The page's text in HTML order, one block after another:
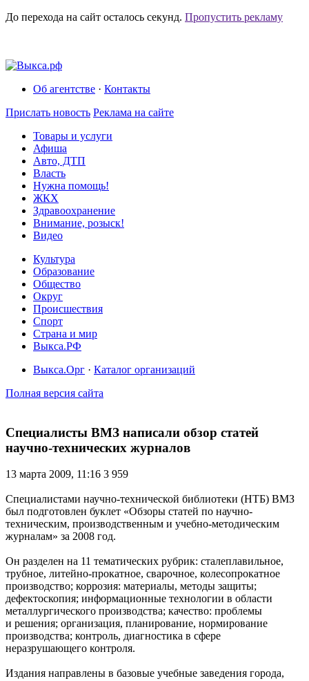
До перехода на сайт осталось секунд. Пропустить рекламу
Об агентстве · Контакты
Прислать новость Реклама на сайте
Товары и услуги
Афиша
Авто, ДТП
Власть
Нужна помощь!
ЖКХ
Здравоохранение
Внимание, розыск!
Видео
Культура
Образование
Общество
Округ
Происшествия
Спорт
Страна и мир
Выкса.РФ
Выкса.Орг · Каталог организаций
Полная версия сайта
Специалисты ВМЗ написали обзор статей
научно-технических журналов
13 марта 2009, 11:16 3 959
Специалистами научно-технической библиотеки (НТБ) ВМЗ
был подготовлен буклет «Обзоры статей по научно-
техническим, производственным и учебно-методическим
журналам» за 2008 год.
Он разделен на 11 тематических рубрик: сталеплавильное,
трубное, литейно-прокатное, сварочное, колесопрокатное
производство; коррозия: материалы, методы защиты;
дефектоскопия; информационные технологии в области
металлургического производства; качество: проблемы
и решения; организация, планирование, нормирование
производства; контроль, диагностика в сфере
неразрушающего контроля.
Издания направлены в базовые учебные заведения города,